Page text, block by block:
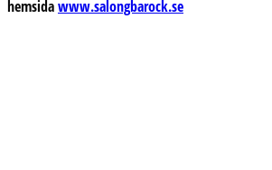
hemsidawww.salongbarock.se